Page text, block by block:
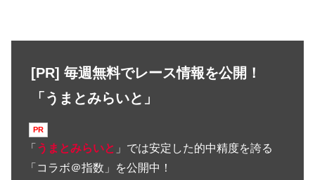
[PR] 毎週無料でレース情報を公開！
「うまとみらいと」
「 うまとみらいと 」では安定した的中精度を誇る
「コラボ＠指数」を公開中！